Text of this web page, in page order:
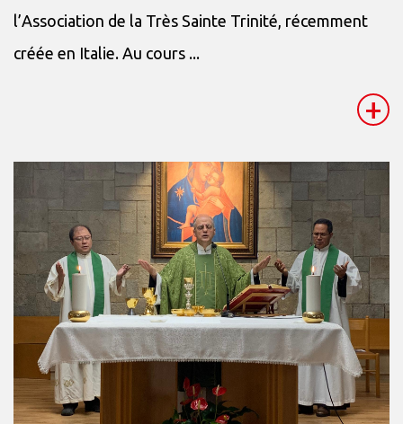
l’Association de la Très Sainte Trinité, récemment
créée en Italie. Au cours ...
+